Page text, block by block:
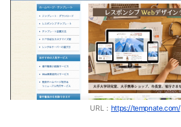
URL： https://tempnate.com/